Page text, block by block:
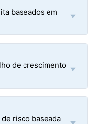
baseados em
de crescimento
risco baseada